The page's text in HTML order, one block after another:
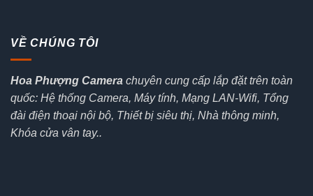
VỀ CHÚNG TÔI
Hoa Phượng Camera chuyên cung cấp lắp đặt trên toàn
quốc: Hệ thống Camera, Máy tính, Mạng LAN-Wifi, Tổng
đài điện thoại nội bộ, Thiết bị siêu thị, Nhà thông minh,
Khóa cửa vân tay..